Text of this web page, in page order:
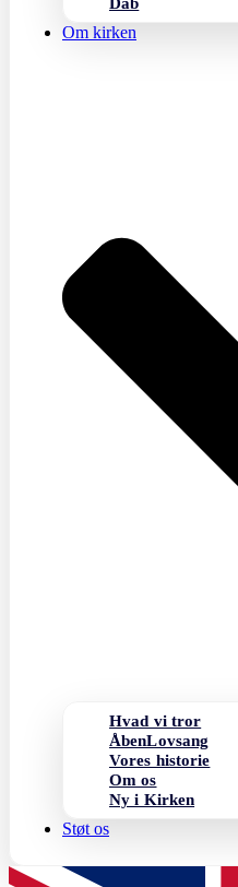
Om kirken
Hvad vi tror
ÅbenLovsang
Vores historie
Om os
Ny i Kirken
Støt os